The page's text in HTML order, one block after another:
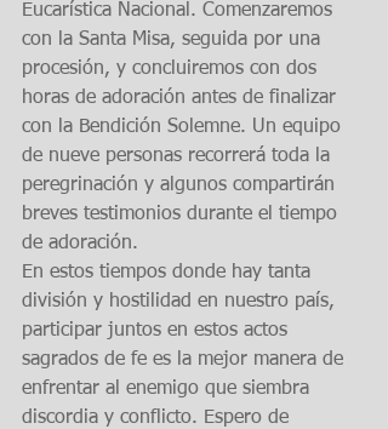
Eucarística Nacional. Comenzaremos
con la Santa Misa, seguida por una
procesión, y concluiremos con dos
horas de adoración antes de finalizar
con la Bendición Solemne. Un equipo
de nueve personas recorrerá toda la
peregrinación y algunos compartirán
breves testimonios durante el tiempo
de adoración.
En estos tiempos donde hay tanta
división y hostilidad en nuestro país,
participar juntos en estos actos
sagrados de fe es la mejor manera de
enfrentar al enemigo que siembra
discordia y conflicto. Espero de